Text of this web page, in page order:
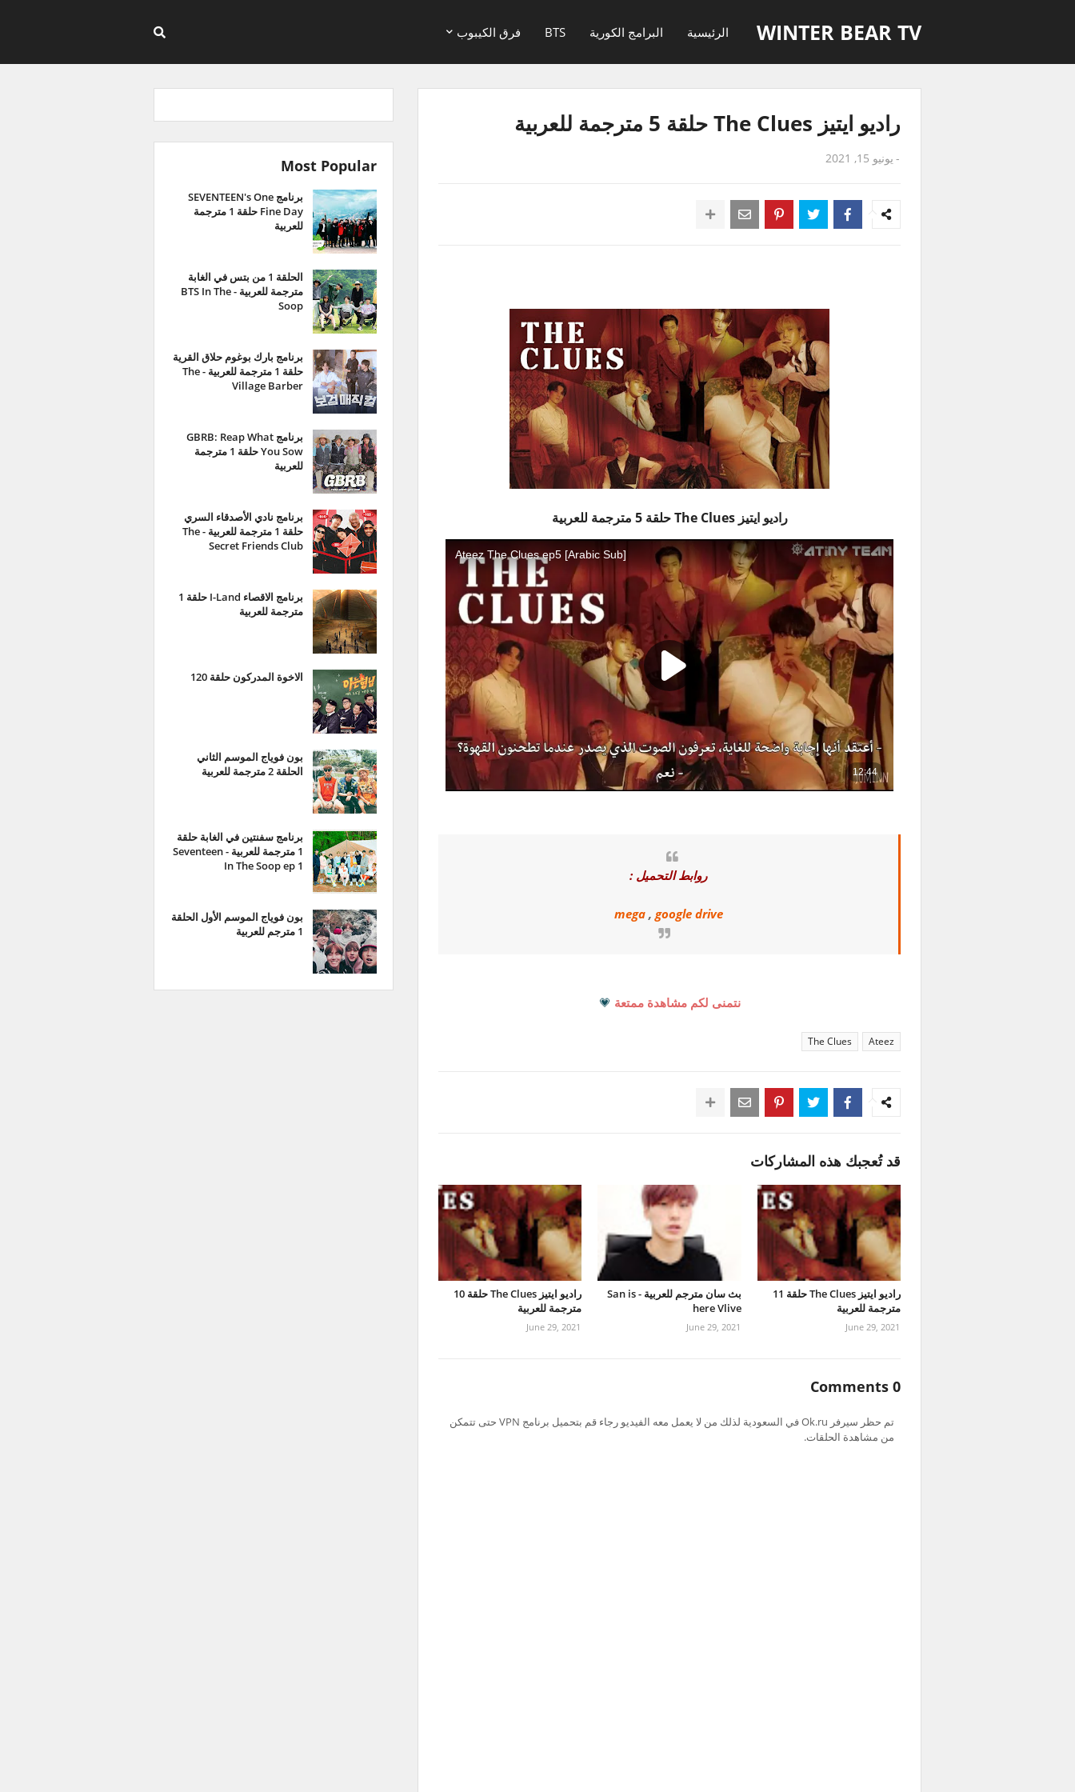
WINTER BEAR TV الرئيسية البرامج الكورية BTS فرق الكيبوب
راديو ايتيز The Clues حلقة 5 مترجمة للعربية
- يونيو 15, 2021
راديو ايتيز The Clues حلقة 5 مترجمة للعربية
روابط التحميل :
mega, google drive
نتمنى لكم مشاهدة ممتعة 💗
Ateez
The Clues
قد تُعجبك هذه المشاركات
راديو ايتيز The Clues حلقة 11
مترجمة للعربية
June 29, 2021
بث سان مترجم للعربية - San is
here Vlive
June 29, 2021
راديو ايتيز The Clues حلقة 10
مترجمة للعربية
June 29, 2021
0 Comments
تم حظر سيرفر Ok.ru في السعودية لذلك من لا يعمل معه الفيديو رجاء قم بتحميل برنامج VPN حتى تتمكن
من مشاهدة الحلقات.
Most Popular
برنامج SEVENTEEN's One
Fine Day حلقة 1 مترجمة
للعربية
الحلقة 1 من بتس في الغابة
مترجمة للعربية - BTS In The
Soop
برنامج بارك بوغوم حلاق القرية
حلقة 1 مترجمة للعربية - The
Village Barber
برنامج GBRB: Reap What
You Sow حلقة 1 مترجمة
للعربية
برنامج نادي الأصدقاء السري
حلقة 1 مترجمة للعربية - The
Secret Friends Club
برنامج الاقصاء I-Land حلقة 1
مترجمة للعربية
الاخوة المدركون حلقة 120
بون فوياج الموسم الثاني
الحلقة 2 مترجمة للعربية
برنامج سفنتين في الغابة حلقة
1 مترجمة للعربية - Seventeen
In The Soop ep 1
بون فوياج الموسم الأول الحلقة
1 مترجم للعربية